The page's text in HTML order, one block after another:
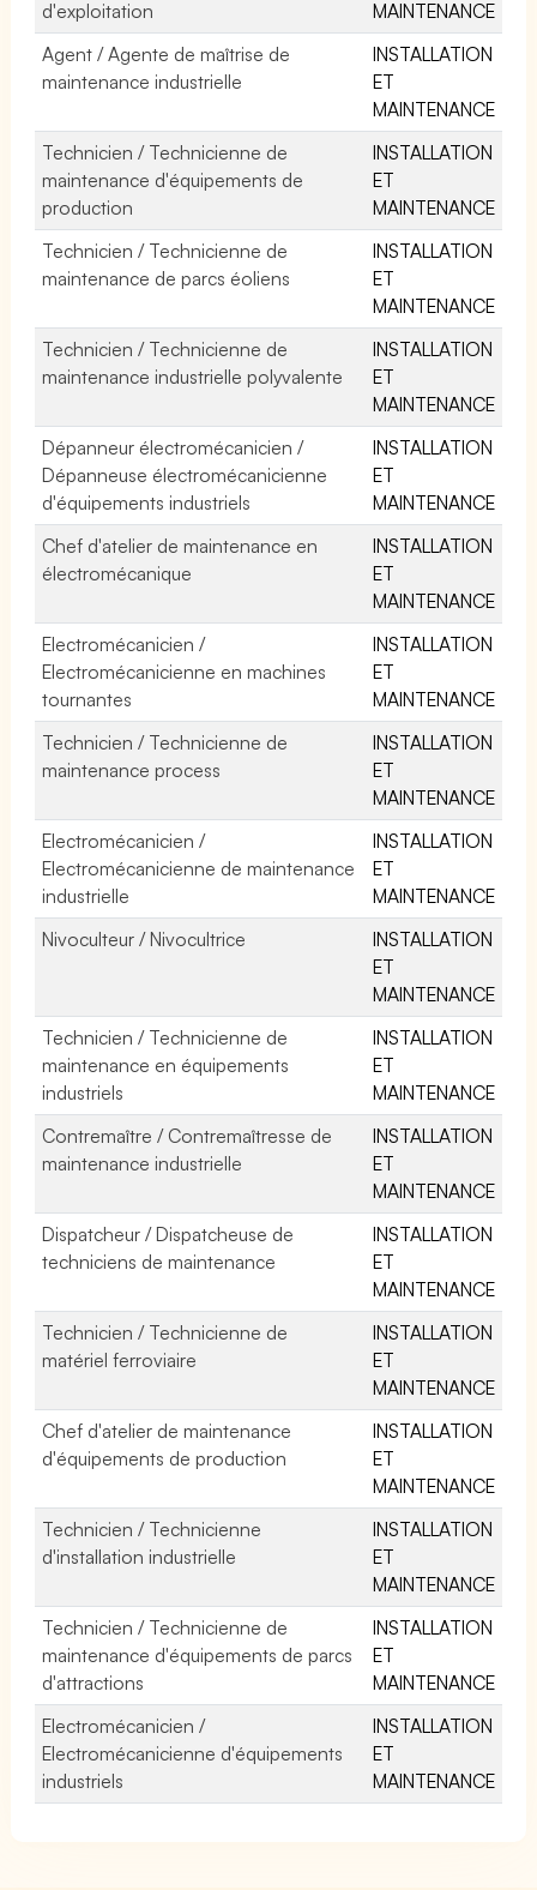
d'exploitation
MAINTENANCE
Agent / Agente de maîtrise de
maintenance industrielle
INSTALLATION
ET
MAINTENANCE
Technicien / Technicienne de
maintenance d'équipements de
production
INSTALLATION
ET
MAINTENANCE
Technicien / Technicienne de
maintenance de parcs éoliens
INSTALLATION
ET
MAINTENANCE
Technicien / Technicienne de
maintenance industrielle polyvalente
INSTALLATION
ET
MAINTENANCE
Dépanneur électromécanicien /
Dépanneuse électromécanicienne
d'équipements industriels
INSTALLATION
ET
MAINTENANCE
Chef d'atelier de maintenance en
électromécanique
INSTALLATION
ET
MAINTENANCE
Electromécanicien /
Electromécanicienne en machines
tournantes
INSTALLATION
ET
MAINTENANCE
Technicien / Technicienne de
maintenance process
INSTALLATION
ET
MAINTENANCE
Electromécanicien /
Electromécanicienne de maintenance
industrielle
INSTALLATION
ET
MAINTENANCE
Nivoculteur / Nivocultrice
INSTALLATION
ET
MAINTENANCE
Technicien / Technicienne de
maintenance en équipements
industriels
INSTALLATION
ET
MAINTENANCE
Contremaître / Contremaîtresse de
maintenance industrielle
INSTALLATION
ET
MAINTENANCE
Dispatcheur / Dispatcheuse de
techniciens de maintenance
INSTALLATION
ET
MAINTENANCE
Technicien / Technicienne de
matériel ferroviaire
INSTALLATION
ET
MAINTENANCE
Chef d'atelier de maintenance
d'équipements de production
INSTALLATION
ET
MAINTENANCE
Technicien / Technicienne
d'installation industrielle
INSTALLATION
ET
MAINTENANCE
Technicien / Technicienne de
maintenance d'équipements de parcs
d'attractions
INSTALLATION
ET
MAINTENANCE
Electromécanicien /
Electromécanicienne d'équipements
industriels
INSTALLATION
ET
MAINTENANCE